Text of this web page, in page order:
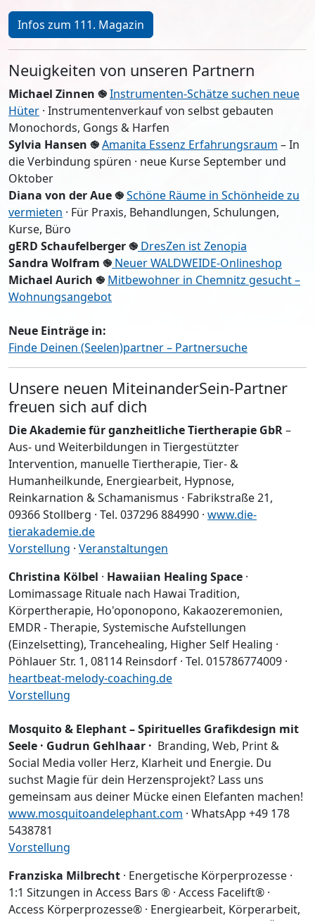
Infos zum 111. Magazin
Neuigkeiten von unseren Partnern
Michael Zinnen ֎Instrumenten-Schätze suchen neue
Hüter · Instrumentenverkauf von selbst gebauten
Monochords, Gongs & Harfen
Sylvia Hansen ֎Amanita Essenz Erfahrungsraum – In
die Verbindung spüren · neue Kurse September und
Oktober
Diana von der Aue֎Schöne Räume in Schönheide zu
vermieten · Für Praxis, Behandlungen, Schulungen,
Kurse, Büro
gERD Schaufelberger ֎ DresZen ist Zenopia
Sandra Wolfram ֎ Neuer WALDWEIDE-Onlineshop
Michael Aurich ֎ Mitbewohner in Chemnitz gesucht –
Wohnungsangebot
Neue Einträge in:
Finde Deinen (Seelen)partner – Partnersuche
Unsere neuen MiteinanderSein-Partner
freuen sich auf dich
Die Akademie für ganzheitliche Tiertherapie GbR–
Aus- und Weiterbildungen in Tiergestützter
Intervention, manuelle Tiertherapie, Tier- &
Humanheilkunde, Energiearbeit, Hypnose,
Reinkarnation & Schamanismus · Fabrikstraße 21,
09366 Stollberg · Tel. 037296 884990 · www.die-
tierakademie.de
Vorstellung · Veranstaltungen
Christina Kölbel · Hawaiian Healing Space ·
Lomimassage Rituale nach Hawai Tradition,
Körpertherapie, Ho'oponopono, Kakaozeremonien,
EMDR - Therapie, Systemische Aufstellungen
(Einzelsetting), Trancehealing, Higher Self Healing ·
Pöhlauer Str. 1, 08114 Reinsdorf · Tel. 015786774009 ·
heartbeat-melody-coaching.de
Vorstellung
Mosquito & Elephant– Spirituelles Grafikdesign mit
Seele · Gudrun Gehlhaar · Branding, Web, Print &
Social Media voller Herz, Klarheit und Energie. Du
suchst Magie für dein Herzensprojekt? Lass uns
gemeinsam aus deiner Mücke einen Elefanten machen!
www.mosquitoandelephant.com · WhatsApp +49 178
5438781
Vorstellung
Franziska Milbrecht · Energetische Körperprozesse ·
1:1 Sitzungen in Access Bars ® · Access Facelift® ·
Access Körperprozesse® · Energiearbeit, Körperarbeit,